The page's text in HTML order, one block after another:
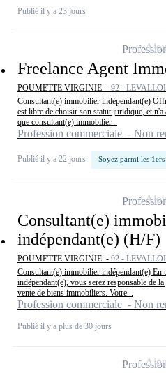
Publié il y a 23 jours
Freelance Agent
POUMETTE VIRGINIE - 92 -
Consultant(e) immobilier indépendant(e)
est libre de choisir son statut juridique, et
que consultant(e) immobilier...
Profession commerciale - Non
Publié il y a 22 jours Soyez parmi les
Consultant(e)
indépendant(e) (H/F)
POUMETTE VIRGINIE - 92 -
Consultant(e) immobilier indépendant(e) En
indépendant(e), vous serez responsable de
vente de biens immobiliers. Votre...
Profession commerciale - Non
Publié il y a plus de 30 jours